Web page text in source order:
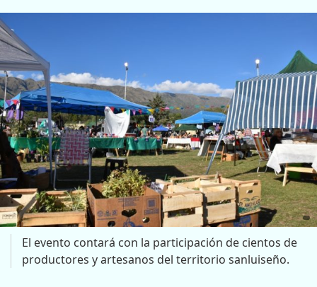
El evento contará con la participación de cientos de
productores y artesanos del territorio sanluiseño.